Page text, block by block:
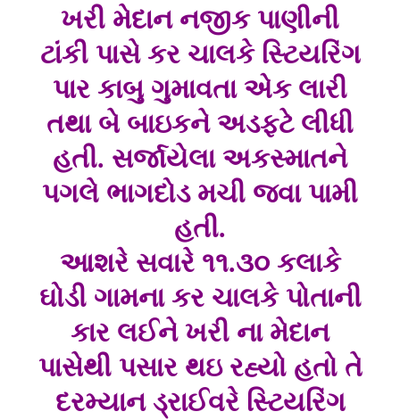
ખરી મેદાન નજીક પાણીની
ટાંકી પાસે કર ચાલકે સ્ટિયરિંગ
પાર કાબુ ગુમાવતા એક લારી
તથા બે બાઇકને અડફટે લીધી
હતી. સર્જાયેલા અકસ્માતને
પગલે ભાગદોડ મચી જવા પામી
હતી.
આશરે સવારે ૧૧.૩૦ કલાકે
ઘોડી ગામના કર ચાલકે પોતાની
કાર લઈને ખરી ના મેદાન
પાસેથી પસાર થઇ રહ્યો હતો તે
દરમ્યાન ડ્રાઈવરે સ્ટિયરિંગ